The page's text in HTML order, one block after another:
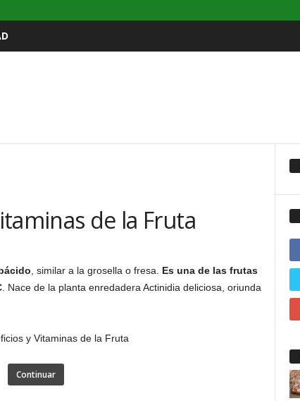
de la Fruta
, similar a la grosella o fresa. Es una de las frutas
. Nace de la planta enredadera Actinidia deliciosa, oriunda
Continuar